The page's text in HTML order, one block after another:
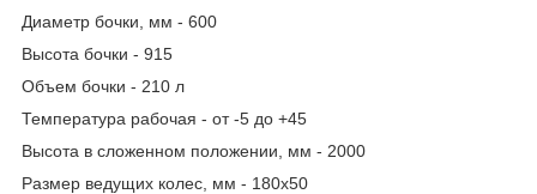
Диаметр бочки, мм - 600
Высота бочки - 915
Объем бочки - 210 л
Температура рабочая - от -5 до +45
Высота в сложенном положении, мм - 2000
Размер ведущих колес, мм - 180х50